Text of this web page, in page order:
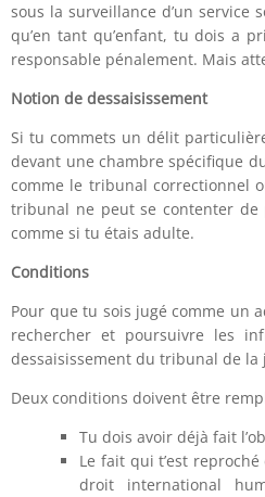
sous la surveillance d’un
qu’en tant qu’enfant, tu dois a
responsable pénalement. Mais
Notion de dessaisissement
Si tu commets un délit
devant une chambre spécifique
comme le tribunal correctionnel
tribunal ne peut se contenter de
comme si tu étais adulte.
Conditions
Pour que tu sois jugé comme un
rechercher et poursuivre les
dessaisissement du tribunal de la
Deux conditions doivent être
Tu dois avoir déjà fait
Le fait qui t’est
droit international